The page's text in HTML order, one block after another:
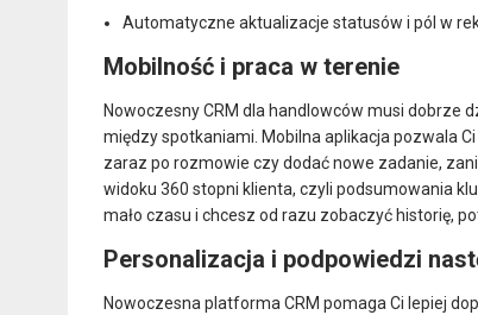
Automatyczne aktualizacje statusów i pól w
Mobilność i praca w terenie
Nowoczesny CRM dla handlowców musi dobrze
między spotkaniami. Mobilna aplikacja pozwala
zaraz po rozmowie czy dodać nowe zadanie,
widoku 360 stopni klienta, czyli podsumowania
mało czasu i chcesz od razu zobaczyć historię,
Personalizacja i podpowiedzi
Nowoczesna platforma CRM pomaga Ci lepiej